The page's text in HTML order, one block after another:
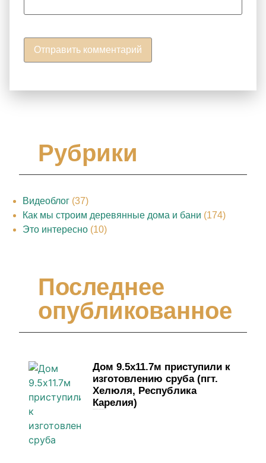
Рубрики
Видеоблог (37)
Как мы строим деревянные дома и бани (174)
Это интересно (10)
Последнее
опубликованное
Дом 9.5х11.7м приступили к
изготовлению сруба (пгт.
Хелюля, Республика
Карелия)